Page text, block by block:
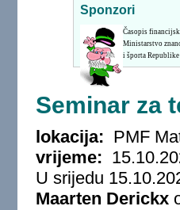
Sponzori
Časopis
Ministarstvo
i športa Republike
Seminar za
lokacija: PMF
vrijeme:
U srijedu
Maarten Derickx